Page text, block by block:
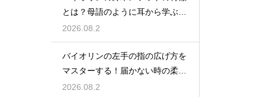
とは？母語のように耳から学ぶ音
楽教育の魅力
2026.08.2
バイオリンの左手の指の広げ方を
マスターする！届かない時の柔軟
ストレッチ練習
2026.08.2